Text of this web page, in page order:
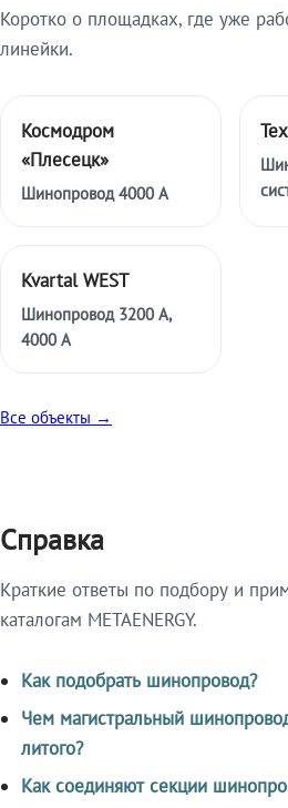
Коротко о площадках, где уже
линейки.
Космодром
«Плесецк»
Шинопровод 4000 А
Kvartal WEST
Шинопровод 3200 А,
4000 А
Все объекты →
Справка
Краткие ответы по подбору и
каталогам METAENERGY.
Как подобрать шинопровод?
Чем магистральный
литого?
Как соединяют секции